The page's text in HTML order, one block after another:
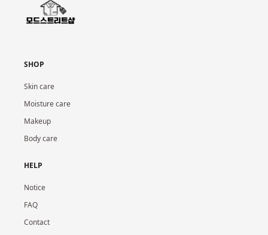
SHOP
Skin care
Moisture care
Makeup
Body care
HELP
Notice
FAQ
Contact